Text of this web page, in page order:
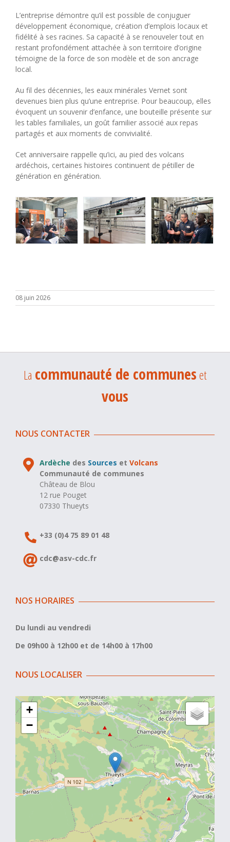
L’entreprise démontre qu’il est possible de conjuguer
développement économique, création d’emplois locaux et
fidélité à ses racines. Sa capacité à se renouveler tout en
restant profondément attachée à son territoire d’origine
témoigne de la force de son modèle et de son ancrage
local.
Au fil des décennies, les eaux minérales Vernet sont
devenues bien plus qu’une entreprise. Pour beaucoup, elles
évoquent un souvenir d’enfance, une bouteille présente sur
les tables familiales, un goût familier associé aux repas
partagés et aux moments de convivialité.
Cet anniversaire rappelle qu’ici, au pied des volcans
ardéchois, certaines histoires continuent de pétiller de
génération en génération.
08 juin 2026
La communauté de communeset
vous
NOUS CONTACTER
Ardèche des Sources etVolcans
Communauté de communes
Château de Blou
12 rue Pouget
07330 Thueyts
+33 (0)4 75 89 01 48
cdc@asv-cdc.fr
NOS HORAIRES
Du lundi au vendredi
De 09h00 à 12h00 et de 14h00 à 17h00
NOUS LOCALISER
+
−